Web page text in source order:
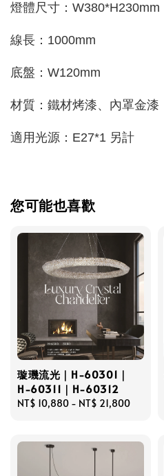
燈體尺寸：W380*H230mm
線長：1000mm
底盤：W120mm
材質：鐵材烤漆、內罩金漆
適用光源：E27*1 另計
您可能也喜歡
璇璣流光｜H-60301｜
H-60311｜H-60312
Regular
NT$ 10,880 - NT$ 21,800